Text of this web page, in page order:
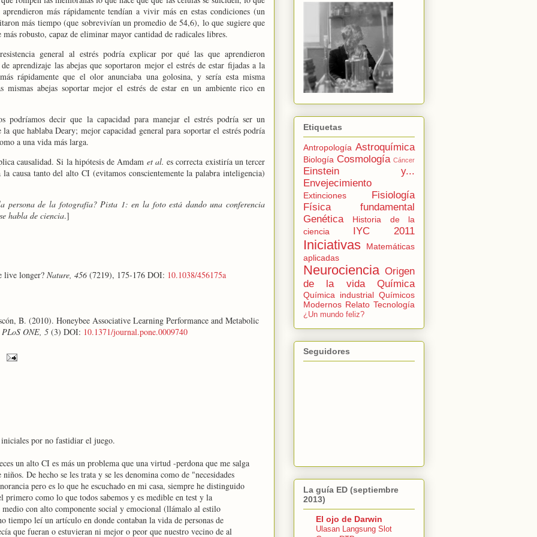
más rápidamente tendían a vivir más en estas condiciones (un
más tiempo (que sobrevivían un promedio de 54,6), lo que sugiere que
robusto, capaz de eliminar mayor cantidad de radicales libres.
general al estrés podría explicar por qué las que aprendieron
aprendizaje las abejas que soportaron mejor el estrés de estar fijadas a la
rápidamente que el olor anunciaba una golosina, y sería esta misma
mismas abejas soportar mejor el estrés de estar en un ambiente rico en
podríamos decir que la capacidad para manejar el estrés podría ser un
que hablaba Deary; mejor capacidad general para soportar el estrés podría
a una vida más larga.
causalidad. Si la hipótesis de Amdam et al. es correcta existiría un tercer
causa tanto del alto CI (evitamos conscientemente la palabra inteligencia)
persona de la fotografía? Pista 1: en la foto está dando una conferencia
habla de ciencia.]
live longer? Nature, 456 (7219), 175-176 DOI: 10.1038/456175a
B. (2010). Honeybee Associative Learning Performance and Metabolic
PLoS ONE, 5 (3) DOI: 10.1371/journal.pone.0009740
por no fastidiar el juego.
un alto CI es más un problema que una virtud -perdona que me salga
De hecho se les trata y se les denomina como de "necesidades
pero es lo que he escuchado en mi casa, siempre he distinguido
como lo que todos sabemos y es medible en test y la
con alto componente social y emocional (llámalo al estilo
tiempo leí un artículo en donde contaban la vida de personas de
que fueran o estuvieran ni mejor o peor que nuestro vecino de al
Etiquetas
Antropología Astroquímica
Biología Cosmología Cáncer
Einstein y...
Envejecimiento
Extinciones
Fisiología
Física fundamental
Genética
Historia de la
ciencia
IYC 2011
Iniciativas
Matemáticas
aplicadas
Neurociencia Origen
de la vida
Química
Química industrial Químicos
Modernos Relato Tecnología
¿Un mundo feliz?
Seguidores
La guía ED (septiembre
2013)
El ojo de Darwin
Ulasan Langsung Slot